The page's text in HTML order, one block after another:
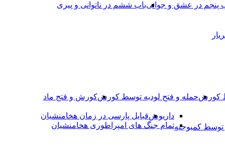
پنجم در عشق و جوانىباب ششم در ناتوانى و پیرى
کورشحمله و فتح لودیه توسط کورشکورش و فتح ماد
کمبوجیه
داریوشقبایل پارسی در زمان هخامنشیان
تمام جنگ های امپراطوری هخامنشیان